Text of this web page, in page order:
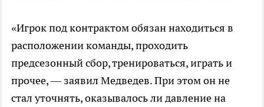
«Игрок под контрактом обязан находиться в
расположении команды, проходить
предсезонный сбор, тренироваться, играть и
прочее, — заявил Медведев. При этом он не
стал уточнять, оказывалось ли давление на